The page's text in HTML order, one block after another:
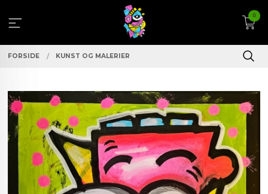
innholdet
0
FORSIDE KUNST OG MALERIER